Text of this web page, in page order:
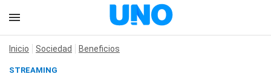
Inicio Sociedad Beneficios
STREAMING